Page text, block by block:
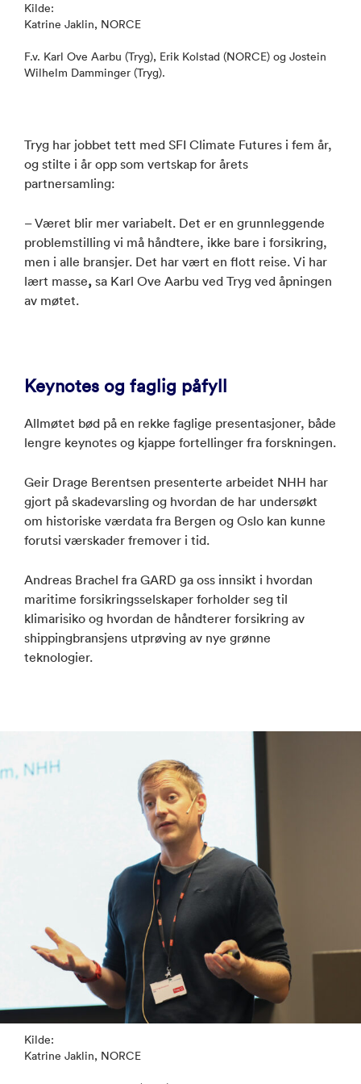
Kilde:
Katrine Jaklin, NORCE
F.v. Karl Ove Aarbu (Tryg), Erik Kolstad (NORCE) og Jostein
Wilhelm Damminger (Tryg).
Tryg har jobbet tett med SFI Climate Futures i fem år,
og stilte i år opp som vertskap for årets
partnersamling:
– Været blir mer variabelt. Det er en grunnleggende
problemstilling vi må håndtere, ikke bare i forsikring,
men i alle bransjer. Det har vært en flott reise. Vi har
lært masse, sa Karl Ove Aarbu ved Tryg ved åpningen
av møtet.
Keynotes og faglig påfyll
Allmøtet bød på en rekke faglige presentasjoner, både
lengre keynotes og kjappe fortellinger fra forskningen.
Geir Drage Berentsen presenterte arbeidet NHH har
gjort på skadevarsling og hvordan de har undersøkt
om historiske værdata fra Bergen og Oslo kan kunne
forutsi værskader fremover i tid.
Andreas Brachel fra GARD ga oss innsikt i hvordan
maritime forsikringsselskaper forholder seg til
klimarisiko og hvordan de håndterer forsikring av
shippingbransjens utprøving av nye grønne
teknologier.
Kilde:
Katrine Jaklin, NORCE